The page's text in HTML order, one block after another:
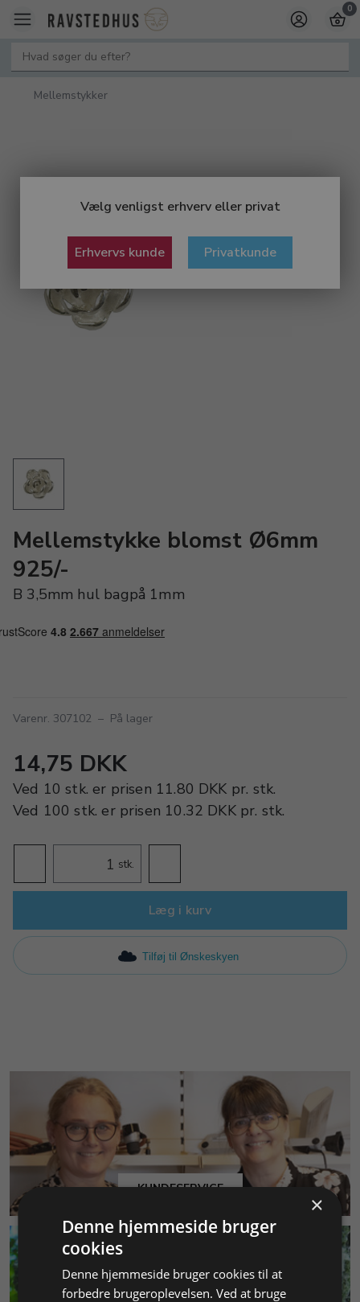
Vælg venligst erhverv eller privat
Erhvervs kunde Privatkunde
0
Mellemstykker
Mellemstykke blomst Ø6mm
925/-
B 3,5mm hul bagpå 1mm
Varenr. 307102 – På lager
14,75 DKK
Ved 10 stk. er prisen 11.80 DKK pr. stk.
Ved 100 stk. er prisen 10.32 DKKpr. stk.
stk.
Læg i kurv
Tilføj til Ønskeskyen
KUNDESERVICE
×
Denne hjemmeside bruger
cookies
Denne hjemmeside bruger cookies til at
forbedre brugeroplevelsen. Ved at bruge